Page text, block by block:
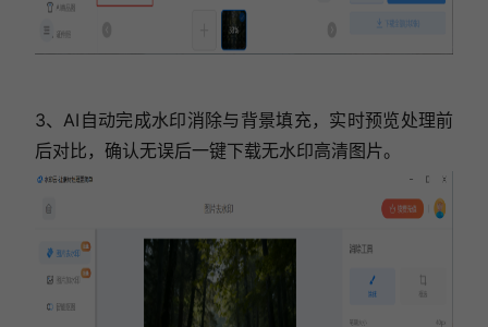
3、AI自动完成水印消除与背景填充，实时预览处理前
后对比，确认无误后一键下载无水印高清图片。